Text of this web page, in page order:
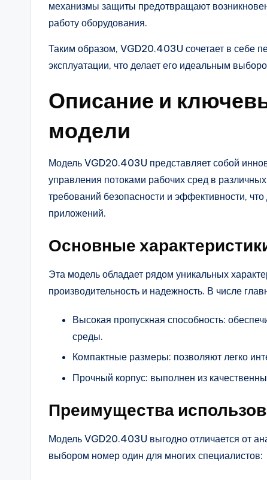
механизмы защиты предотвращают
работу оборудования.
Таким образом, VGD20.403U сочетает в себе
эксплуатации, что делает его идеальным
Описание и
модели
Модель VGD20.403U представляет собой
управления потоками рабочих сред в
требований безопасности и эффективности,
приложений.
Основные
Эта модель обладает рядом уникальных
производительность и надежность. В числе
Высокая пропускная способность:
среды.
Компактные размеры: позволяют легко
Прочный корпус: выполнен из
Преимущества
Модель VGD20.403U выгодно отличается от
выбором номер один для многих специалистов: